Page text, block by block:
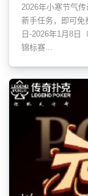
2026年小寒节气
新手任务，即可
日-2026年1月8日
锦标赛...